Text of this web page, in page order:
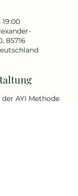
19:00
85716
AYI Methode